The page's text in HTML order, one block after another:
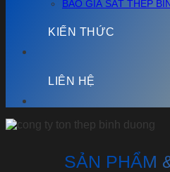
BÁO GIÁ SẮT THÉP
KIẾN THỨC
LIÊN HỆ
SẢN PHẨM